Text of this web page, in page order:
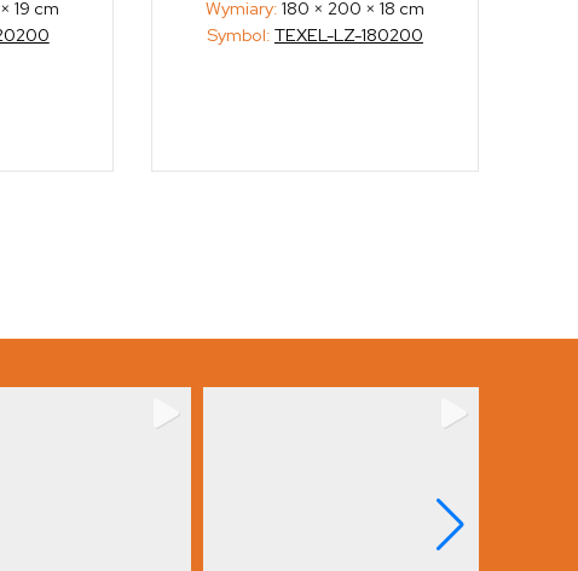
19 cm
Wymiary: 180 × 200 × 18 cm
Symbol: TEXEL-LZ-180200